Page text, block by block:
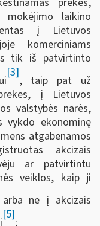
mokėjimo laikino
į Lietuvos
komerciniams
tik iš patvirtinto
[3]
, taip pat už
į Lietuvos
valstybės narės,
ekonominę
atgabenamos
akcizais
ar patvirtintu
veiklos, kaip ji
ne į akcizais
[5]
;